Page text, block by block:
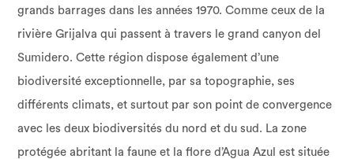
grands barrages dans les années 1970. Comme ceux de la
rivière Grijalva qui passent à travers le grand canyon del
Sumidero.Cette région dispose également d’une
biodiversité exceptionnelle, par sa topographie, ses
différents climats, et surtout par son point de convergence
avec les deux biodiversités du nord et du sud . La zone
protégée abritant la faune et la flore d’Agua Azul est située